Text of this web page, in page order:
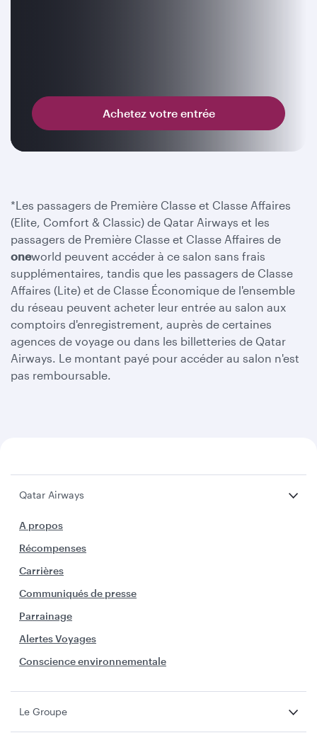
Achetez votre entrée
*Les passagers de Première Classe et Classe Affaires
(Elite, Comfort & Classic) de Qatar Airways et les
passagers de Première Classe et Classe Affaires de
oneworld peuvent accéder à ce salon sans frais
supplémentaires, tandis que les passagers de Classe
Affaires (Lite) et de Classe Économique de l'ensemble
du réseau peuvent acheter leur entrée au salon aux
comptoirs d'enregistrement, auprès de certaines
agences de voyage ou dans les billetteries de Qatar
Airways. Le montant payé pour accéder au salon n'est
pas remboursable.
Qatar Airways
A propos
Récompenses
Carrières
Communiqués de presse
Parrainage
Alertes Voyages
Conscience environnementale
Le Groupe